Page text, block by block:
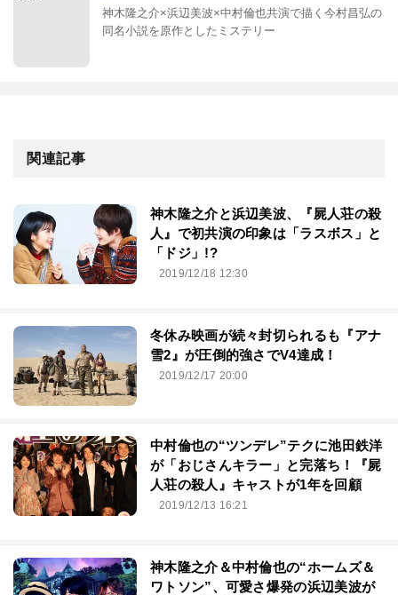
神木隆之介×浜辺美波×中村倫也共演で描く今村昌弘の
同名小説を原作としたミステリー
関連記事
神木隆之介と浜辺美波、『屍人荘の殺
人』で初共演の印象は「ラスボス」と
「ドジ」!?
2019/12/18 12:30
冬休み映画が続々封切られるも『アナ
雪2』が圧倒的強さでV4達成！
2019/12/17 20:00
中村倫也の“ツンデレ”テクに池田鉄洋
が「おじさんキラー」と完落ち！『屍
人荘の殺人』キャストが1年を回顧
2019/12/13 16:21
神木隆之介＆中村倫也の“ホームズ＆
ワトソン”、可愛さ爆発の浜辺美波が